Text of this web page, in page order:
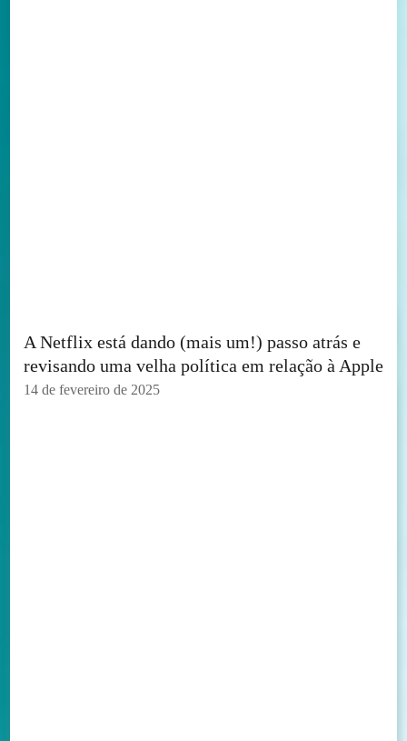
A Netflix está dando (mais um!) passo atrás e
revisando uma velha política em relação à Apple
14 de fevereiro de 2025